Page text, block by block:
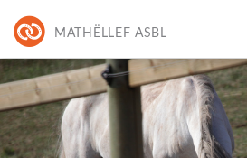
MATHËLLEF ASBL